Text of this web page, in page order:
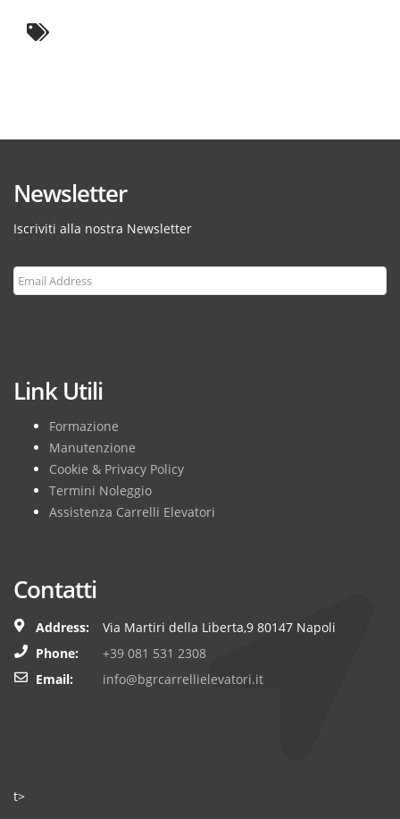
Newsletter
Iscriviti alla nostra Newsletter
Link Utili
Formazione
Manutenzione
Cookie & Privacy Policy
Termini Noleggio
Assistenza Carrelli Elevatori
Contatti
Address:
Via Martiri della Liberta,9 80147 Napoli
Phone:
+39 081 531 2308
Email:
info@bgrcarrellielevatori.it
t>